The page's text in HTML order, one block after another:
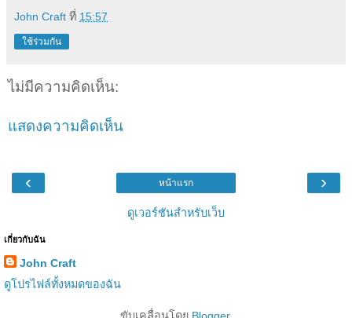
John Craft ที่ 15:57
ใช้ร่วมกัน
ไม่มีความคิดเห็น:
แสดงความคิดเห็น
‹ ›
หน้าแรก
ดูเวอร์ชันสำหรับเว็บ
เกี่ยวกับฉัน
John Craft
ดูโปรไฟล์ทั้งหมดของฉัน